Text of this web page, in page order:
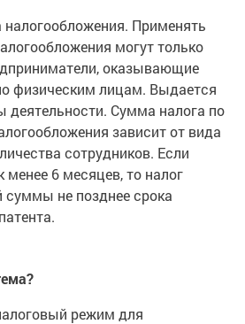
налогообложения. Применять
могут только
оказывающие
физическим лицам. Выдается
деятельности. Сумма налога по
зависит от вида
сотрудников. Если
менее 6 месяцев, то налог
суммы не позднее срока
режим для